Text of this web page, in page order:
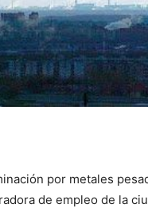
por metales
de empleo de la